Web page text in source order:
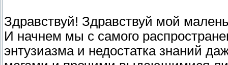
Здравствуй! Здравствуй мой
И начнем мы с самого
энтузиазма и недостатка знаний